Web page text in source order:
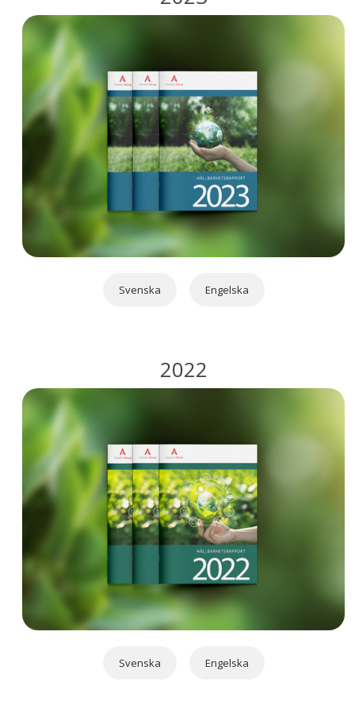
Svenska Engelska
2022
Svenska Engelska